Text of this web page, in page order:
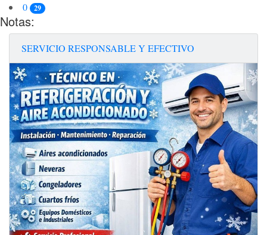
0 29
Notas:
SERVICIO RESPONSABLE Y EFECTIVO